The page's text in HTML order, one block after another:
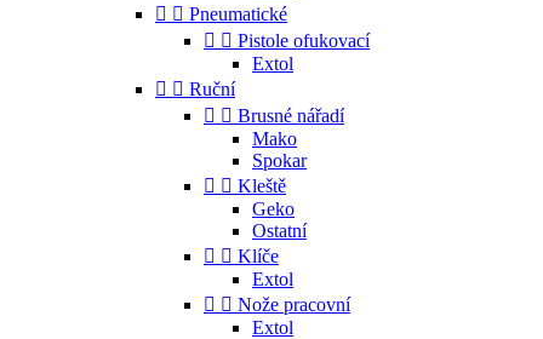
  Pneumatické
  Pistole ofukovací
Extol
  Ruční
  Brusné nářadí
Mako
Spokar
  Kleště
Geko
Ostatní
  Klíče
Extol
  Nože pracovní
Extol